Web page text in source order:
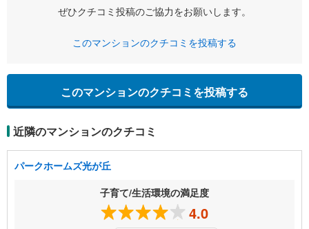
ぜひクチコミ投稿のご協力をお願いします。
このマンションのクチコミを投稿する
このマンションのクチコミを投稿する
近隣のマンションのクチコミ
パークホームズ光が丘
子育て/生活環境の満足度
4.0